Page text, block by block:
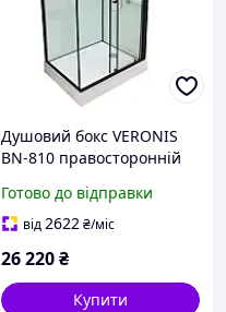
Душовий бокс VERONIS
BN-810 правосторонній
Готово до відправки
від2622₴/міс
26 220₴
Купити